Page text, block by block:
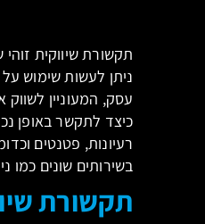
תקשורת שיווקית
ניתן לעשות שימוש
עסק, המעוניין
כיצד לתקשר באופן
רעיונות, פטנטים
בשירותים שונים כמו
תקשורת